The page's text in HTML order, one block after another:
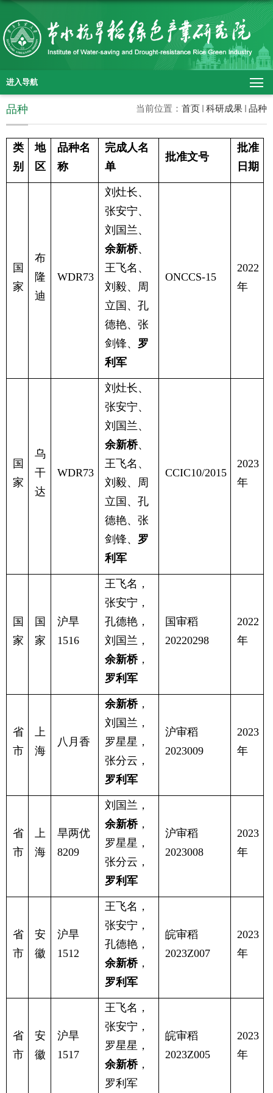
进入导航
当前位置： 首页 科研成果 品种
品种
类
别
地
区
品种名
称
完成人名
单
批准文号
批准
日期
国
家
布
隆
迪
WDR73
刘灶长、
张安宁、
刘国兰、
余新桥、
王飞名、
刘毅、周
立国、孔
德艳、张
剑锋、 罗
利军
ONCCS-15
2022
年
国
家
乌
干
达
WDR73
刘灶长、
张安宁、
刘国兰、
余新桥、
王飞名、
刘毅、周
立国、孔
德艳、张
剑锋、 罗
利军
CCIC10/2015
2023
年
国
家
国
家
沪旱
1516
王飞名，
张安宁，
孔德艳，
刘国兰，
余新桥，
罗利军
国审稻
20220298
2022
年
省
市
上
海
八月香
余新桥，
刘国兰，
罗星星，
张分云，
罗利军
沪审稻
2023009
2023
年
省
市
上
海
旱两优
8209
刘国兰，
余新桥，
罗星星，
张分云，
罗利军
沪审稻
2023008
2023
年
省
市
安
徽
沪旱
1512
王飞名，
张安宁，
孔德艳，
余新桥，
罗利军
皖审稻
2023Z007
2023
年
省
市
安
徽
沪旱
1517
王飞名，
张安宁，
罗星星，
余新桥，
罗利军
皖审稻
2023Z005
2023
年